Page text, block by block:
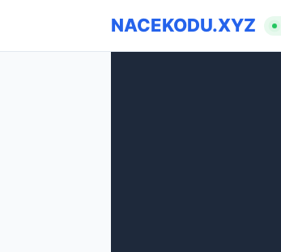
NACEKODU.XYZ